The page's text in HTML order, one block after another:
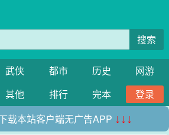
搜索
武侠 都市 历史
网游
其他 排行 完本
登录
载本站客户端无广告APP ↓↓↓